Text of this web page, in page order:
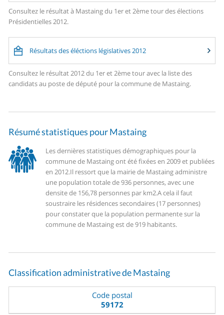
Consultez le résultat à Mastaing du 1er et 2ème tour des élections
Présidentielles 2012.
Résultats des éléctions législatives 2012
Consultez le résultat 2012 du 1er et 2ème tour avec la liste des
candidats au poste de député pour la commune de Mastaing.
Résumé statistiques pour Mastaing
Les dernières statistiques démographiques pour la
commune de Mastaing ont été fixées en 2009 et publiées
en 2012.Il ressort que la mairie de Mastaing administre
une population totale de 936 personnes, avec une
densite de 156,78 personnes par km2.A cela il faut
soustraire les résidences secondaires (17 personnes)
pour constater que la population permanente sur la
commune de Mastaing est de 919 habitants.
Classification administrative de Mastaing
Code postal
59172